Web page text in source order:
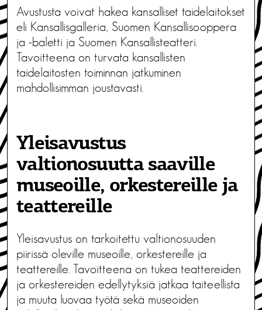
Avustusta voivat hakea kansalliset taidelaitokset
eli Kansallisgalleria, Suomen Kansallisooppera
ja -baletti ja Suomen Kansallisteatteri.
Tavoitteena on turvata kansallisten
taidelaitosten toiminnan jatkuminen
mahdollisimman joustavasti.
Yleisavustus
valtionosuutta saaville
museoille, orkestereille ja
teattereille
Yleisavustus on tarkoitettu valtionosuuden
piirissä oleville museoille, orkestereille ja
teattereille. Tavoitteena on tukea teattereiden
ja orkestereiden edellytyksiä jatkaa taiteellista
ja muuta luovaa työtä sekä museoiden